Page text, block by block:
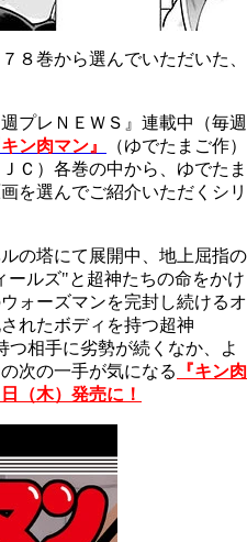
８巻から選んでいただいた、
プレＮＥＷＳ』連載中（毎週
キン肉マン』
（ゆでたまご作）
Ｃ）各巻の中から、ゆでたま
を選んでご紹介いただくシリ
の塔にて展開中、地上屈指の
ルズ"と超神たちの命をかけ
ォーズマンを完封し続けるオ
れたボディを持つ超神
相手に劣勢が続くなか、よ
次の一手が気になる
『キン肉
（木）発売に！